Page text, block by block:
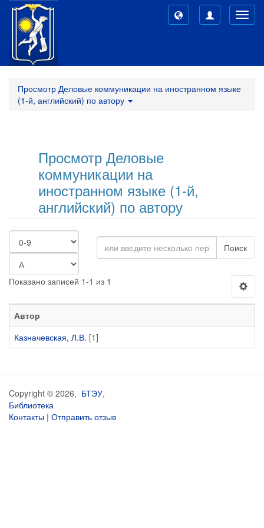
Просмотр Деловые коммуникации на иностранном языке
(1-й, английский) по автору
Просмотр Деловые
коммуникации на
иностранном языке (1-й,
английский) по автору
Поиск
Показано записей 1-1 из 1
Автор
Казначевская, Л.В. [1]
Copyright © 2026, БТЭУ,
Библиотека
Контакты | Отправить отзыв